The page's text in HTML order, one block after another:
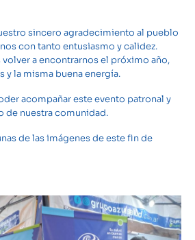
sincero agradecimiento al pueblo
con tanto entusiasmo y calidez.
volver a encontrarnos el próximo año,
y la misma buena energía.
acompañar este evento patronal y
de nuestra comunidad.
de las imágenes de este fin de